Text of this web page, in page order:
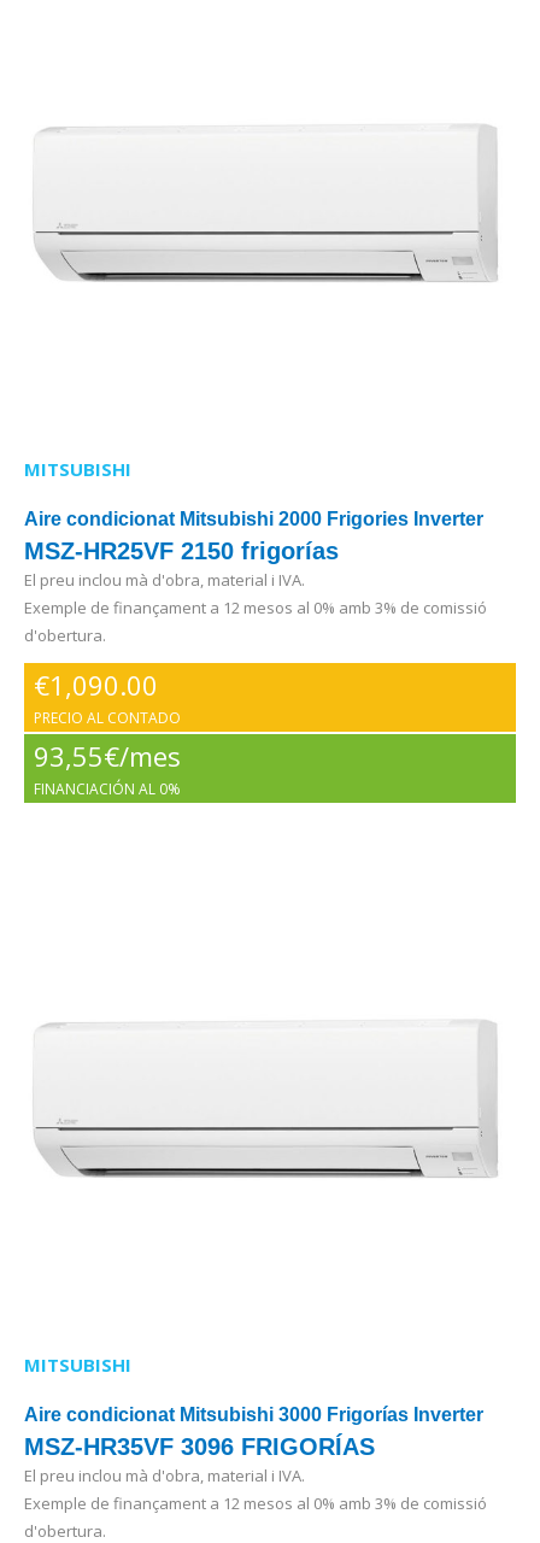
MITSUBISHI
Aire condicionat Mitsubishi 2000 Frigories Inverter
MSZ-HR25VF 2150 frigorías
El preu inclou mà d'obra, material i IVA.
Exemple de finançament a 12 mesos al 0% amb 3% de comissió
d'obertura.
€1,090.00
PRECIO AL CONTADO
93,55€/mes
FINANCIACIÓN AL 0%
MITSUBISHI
Aire condicionat Mitsubishi 3000 Frigorías Inverter
MSZ-HR35VF 3096 FRIGORÍAS
El preu inclou mà d'obra, material i IVA.
Exemple de finançament a 12 mesos al 0% amb 3% de comissió
d'obertura.